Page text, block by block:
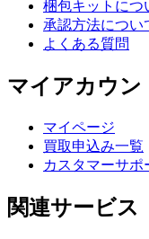
梱包キットにつ
承認方法につい
よくある質問
マイアカウン
マイページ
買取申込み一覧
カスタマーサポ
関連サービス